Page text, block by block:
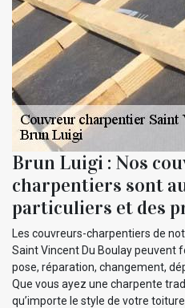
Brun Luigi : Nos
charpentiers sont
particuliers et des
Les couvreurs-charpentiers de
Saint Vincent Du Boulay peuvent
pose, réparation, changement,
Que vous ayez une charpente
qu’importe le style de votre